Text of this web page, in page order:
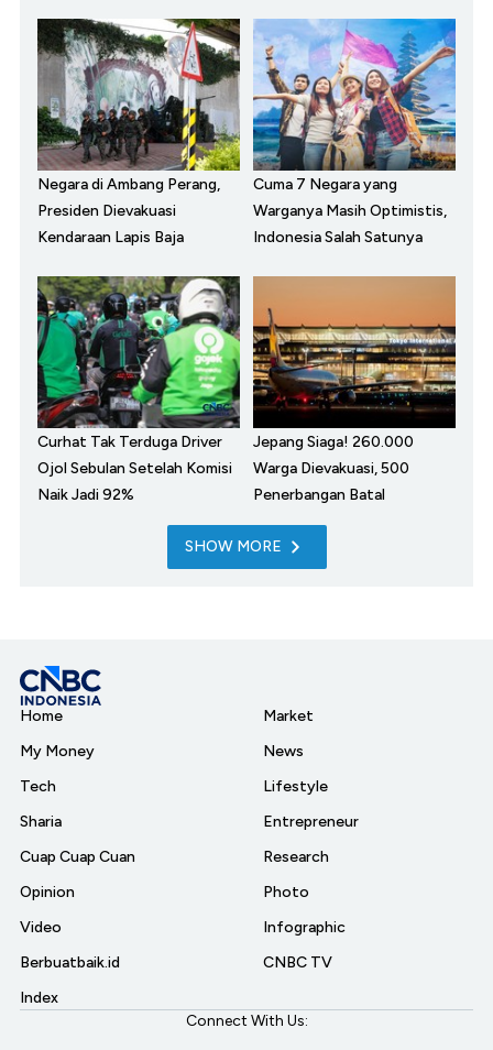
Negara di Ambang Perang,
Presiden Dievakuasi
Kendaraan Lapis Baja
Cuma 7 Negara yang
Warganya Masih Optimistis,
Indonesia Salah Satunya
Curhat Tak Terduga Driver
Ojol Sebulan Setelah Komisi
Naik Jadi 92%
Jepang Siaga! 260.000
Warga Dievakuasi, 500
Penerbangan Batal
SHOW MORE
Home
My Money
Tech
Sharia
Cuap Cuap Cuan
Opinion
Video
Berbuatbaik.id
Index
Market
News
Lifestyle
Entrepreneur
Research
Photo
Infographic
CNBC TV
Connect With Us: